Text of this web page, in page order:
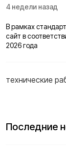
4 недели назад
В рамках
сайт в
технические
Последние